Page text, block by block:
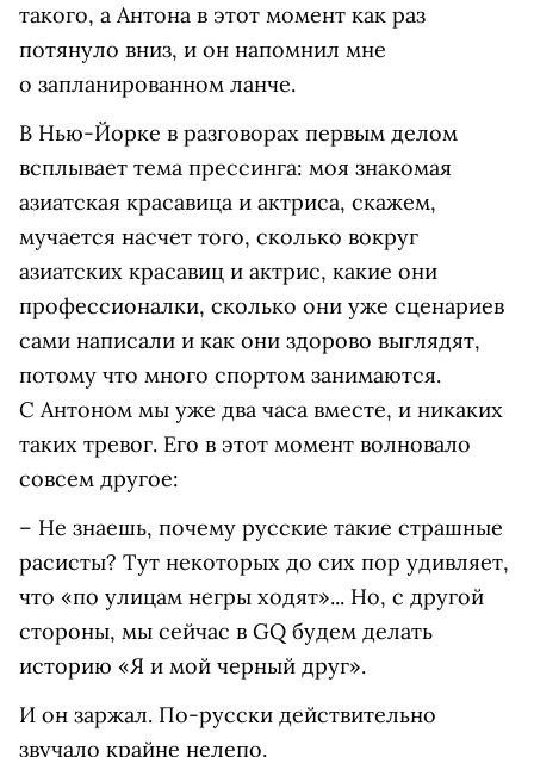
такого, а Антона в этот момент как раз
потянуло вниз, и он напомнил мне
о запланированном ланче.
В Нью-Йорке в разговорах первым делом
всплывает тема прессинга: моя знакомая
азиатская красавица и актриса, скажем,
мучается насчет того, сколько вокруг
азиатских красавиц и актрис, какие они
профессионалки, сколько они уже сценариев
сами написали и как они здорово выглядят,
потому что много спортом занимаются.
С Антоном мы уже два часа вместе, и никаких
таких тревог. Его в этот момент волновало
совсем другое:
– Не знаешь, почему русские такие страшные
расисты? Тут некоторых до сих пор удивляет,
что «по улицам негры ходят»... Но, с другой
стороны, мы сейчас в GQ будем делать
историю «Я и мой черный друг».
И он заржал. По-русски действительно
звучало крайне нелепо.